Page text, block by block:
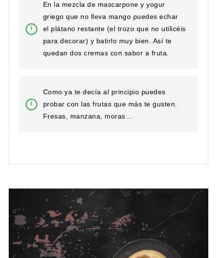
En la mezcla de mascarpone y yogur
griego que no lleva mango puedes echar
el plátano restante (el trozo que no utilicéis
para decorar) y batirlo muy bien. Así te
quedan dos cremas con sabor a fruta.
Como ya te decía al principio puedes
probar con las frutas que más te gusten.
Fresas, manzana, moras…